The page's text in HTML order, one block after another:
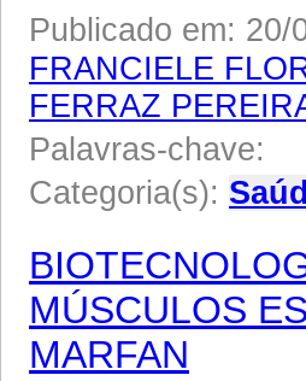
Publicado em: 20/
FRANCIELE
FERRAZ
Palavras-chave:
Categoria(s):
MÚSCULOS
MARFAN